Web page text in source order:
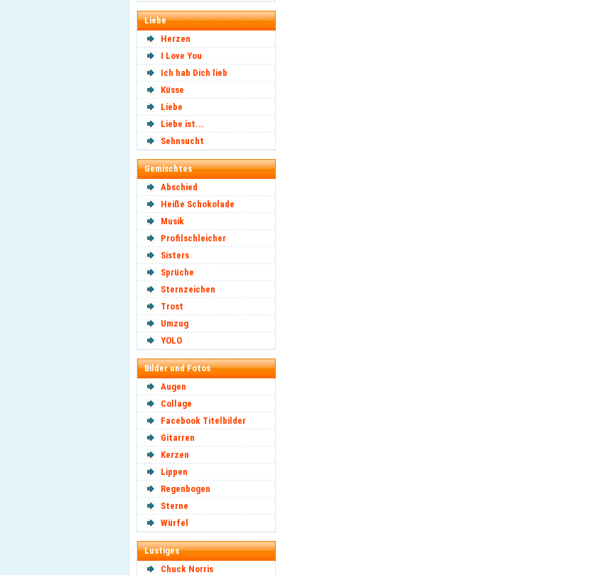
Liebe
Herzen
I Love You
Ich hab Dich lieb
Küsse
Liebe
Liebe ist...
Sehnsucht
Gemischtes
Abschied
Heiße Schokolade
Musik
Profilschleicher
Sisters
Sprüche
Sternzeichen
Trost
Umzug
YOLO
Bilder und Fotos
Augen
Collage
Facebook Titelbilder
Gitarren
Kerzen
Lippen
Regenbogen
Sterne
Würfel
Lustiges
Chuck Norris